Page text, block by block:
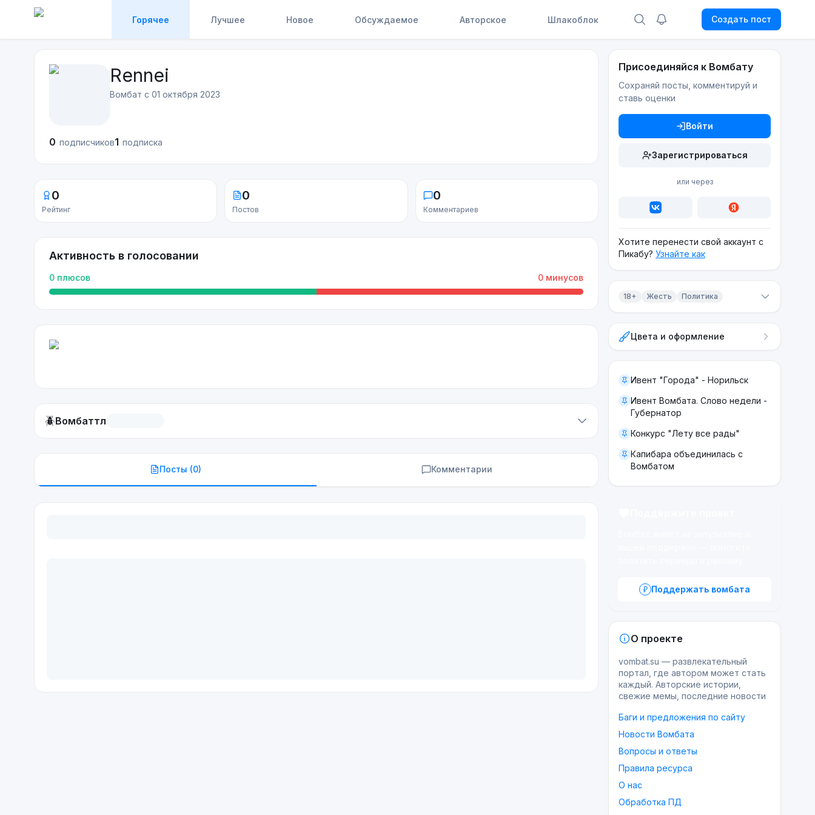
Горячее Лучшее Новое Обсуждаемое Авторское Шлакоблок Создать пост
Rennei
Вомбат с 01 октября 2023
0 подписчиков1 подписка
0
Рейтинг
0
Постов
0
Комментариев
Активность в голосовании
0 плюсов 0 минусов
🪲Вомбаттл
Посты (0) Комментарии
Присоединяйся к Вомбату
Сохраняй посты, комментируй и
ставь оценки
Войти
Зарегистрироваться
или через
Хотите перенести свой аккаунт с
Пикабу? Узнайте как
18+ Жесть Политика
ЖестьЦвета и оформление
Ивент "Города" - Норильск
Ивент Вомбата. Слово недели -
Губернатор
Конкурс "Лету все рады"
Капибара объединилась с
Вомбатом
Поддержать вомбата
О проекте
vombat.su — развлекательный
портал, где автором может стать
каждый. Авторские истории,
свежие мемы, последние новости
Баги и предложения по сайту
Новости Вомбата
Вопросы и ответы
Правила ресурса
О нас
Обработка ПД